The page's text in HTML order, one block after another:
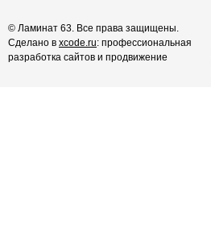
© Ламинат 63. Все права защищены.
Сделано в xcode.ru: профессиональная
разработка сайтов и продвижение